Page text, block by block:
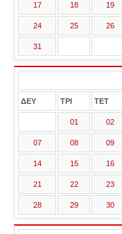
17 18 19
24 25 26
31
ΔΕΥ ΤΡΙ ΤΕΤ
01 02
07 08 09
14 15 16
21 22 23
28 29 30